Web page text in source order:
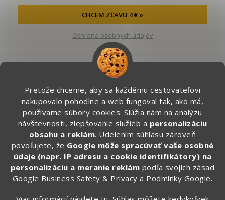
Pretože chceme, aby sa každému cestovateľovi
nakupovalo pohodlne a web fungoval tak, ako má,
používame súbory cookies. Slúžia nám na analýzu
návštevnosti, zlepšovanie služieb a personalizáciu
obsahu a reklám. Udelením súhlasu zároveň
povoľujete, že Google môže spracúvať vaše osobné
údaje (napr. IP adresu a cookie identifikátory) na
personalizáciu a meranie reklám podľa svojich zásad
Google Business Safety & Privacy a Podmínky Google.
CHCEM ZĽAVU 4 € »
Ochrana osobných údajov
Kontakt
info@zapakuj.sk
+421 950 887 079 (Po - Pia, 16:00 – 21:00)
Zapakuj.czsk
zapakuj_czsk
@zapakuj_cz